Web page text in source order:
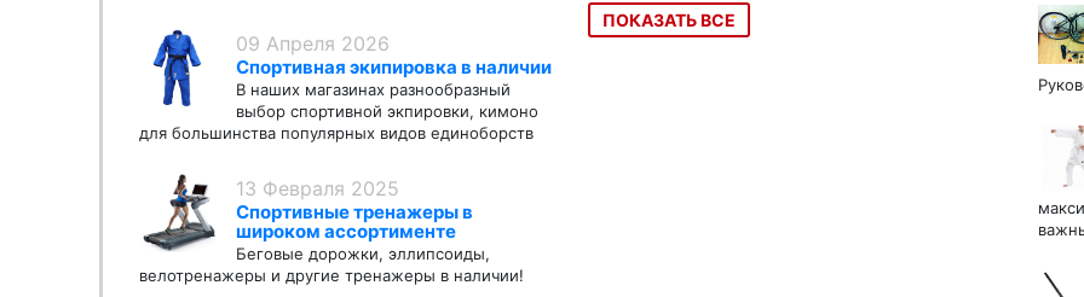
09 Апреля 2026
Спортивная экипировка в наличии
В наших магазинах разнообразный
выбор спортивной экпировки, кимоно
для большинства популярных видов единоборств
13 Февраля 2025
Спортивные тренажеры в
широком ассортименте
Беговые дорожки, эллипсоиды,
велотренажеры и другие тренажеры в наличии!
ПОКАЗАТЬ ВСЕ